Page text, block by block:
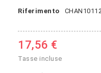
Riferimento
17,56 €
Tasse incluse